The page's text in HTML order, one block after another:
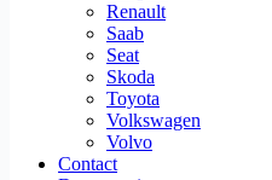
Renault
Saab
Seat
Skoda
Toyota
Volkswagen
Volvo
Contact